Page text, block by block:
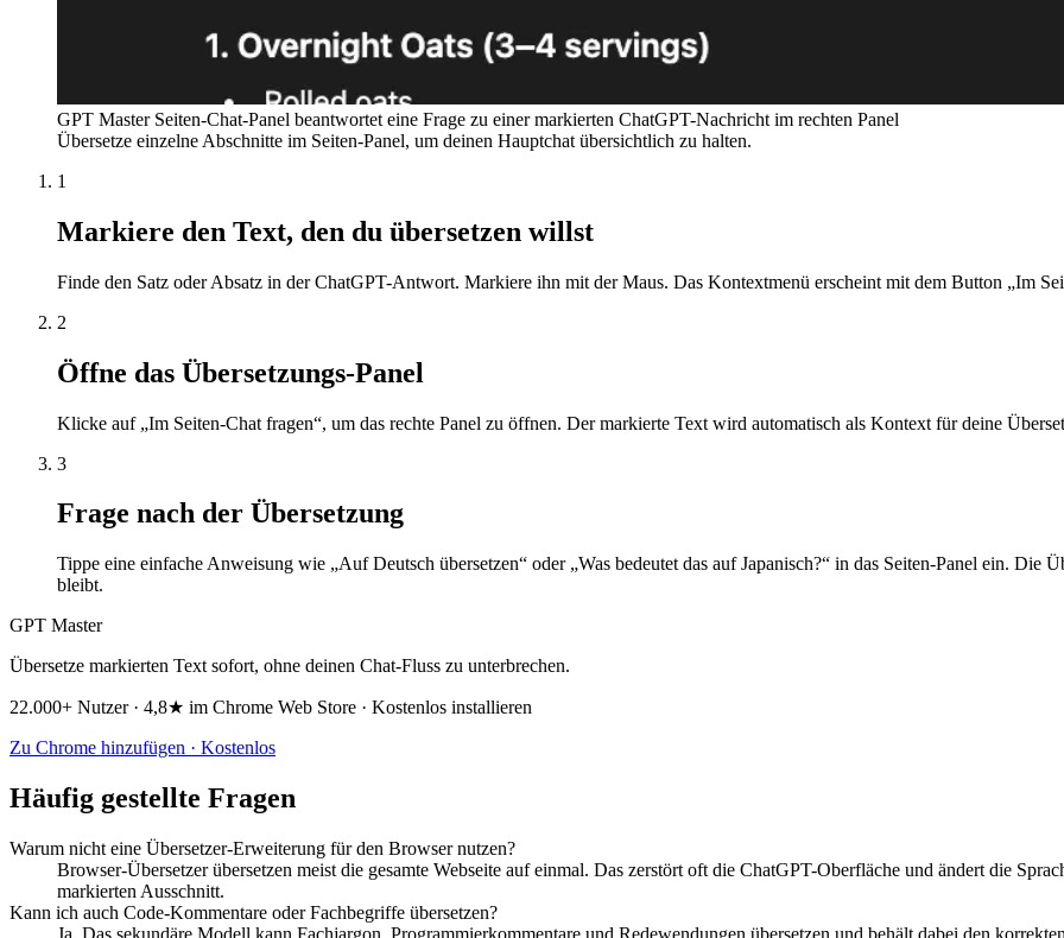
GPT Master Seiten-Chat-Panel beantwortet eine Frage zu einer markierten ChatGPT-Nachricht im rechten Panel
Übersetze einzelne Abschnitte im Seiten-Panel, um deinen Hauptchat übersichtlich zu halten.
1
Markiere den Text, den du übersetzen willst
Finde den Satz oder Absatz in der ChatGPT-Antwort. Markiere ihn mit der Maus. Das Kontextmenü erscheint mit dem Button „Im
2
Öffne das Übersetzungs-Panel
Klicke auf „Im Seiten-Chat fragen“, um das rechte Panel zu öffnen. Der markierte Text wird automatisch als Kontext für deine
3
Frage nach der Übersetzung
Tippe eine einfache Anweisung wie „Auf Deutsch übersetzen“ oder „Was bedeutet das auf Japanisch?“ in das Seiten-Panel ein. Die
bleibt.
GPT Master
Übersetze markierten Text sofort, ohne deinen Chat-Fluss zu unterbrechen.
22.000+ Nutzer · 4,8★ im Chrome Web Store · Kostenlos installieren
Zu Chrome hinzufügen · Kostenlos
Häufig gestellte Fragen
Warum nicht eine Übersetzer-Erweiterung für den Browser nutzen?
Browser-Übersetzer übersetzen meist die gesamte Webseite auf einmal. Das zerstört oft die ChatGPT-Oberfläche und ändert die
markierten Ausschnitt.
Kann ich auch Code-Kommentare oder Fachbegriffe übersetzen?